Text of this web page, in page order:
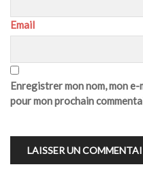
Email
Enregistrer mon nom, mon
pour mon prochain